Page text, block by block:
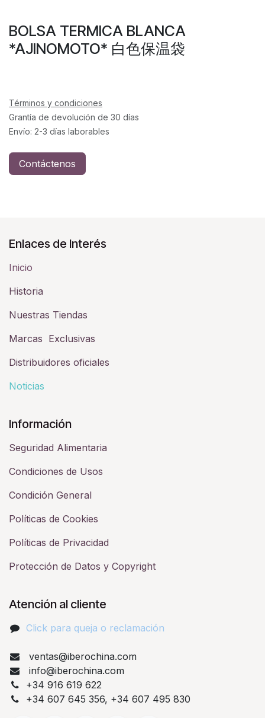
BOLSA TERMICA BLANCA
*AJINOMOTO* 白色保温袋
Términos y condiciones
Grantía de devolución de 30 días
Envío: 2-3 días laborables
Contáctenos
Enlaces de Interés
Inicio
Historia​
Nuestras Tiendas
Marcas Exclusivas
Distribuidores oficiales
Noticias
Información
Seguridad Alimentaria
Condiciones de Usos
Condición General
Políticas de Cookies
Políticas de Privacidad
Protección de Datos y Copyright
Atención al cliente
Click para queja o reclamación​
ventas@iberochina.com
info@iberochina.com
+34 916 619 622
+34 607 645 356, +34 607 495 830